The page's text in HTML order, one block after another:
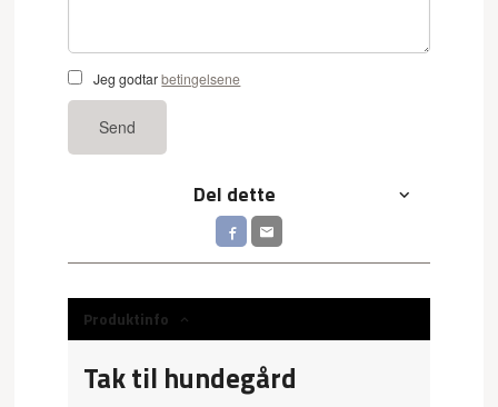
Jeg godtarbetingelsene
Send
Del dette
Produktinfo
Tak til hundegård